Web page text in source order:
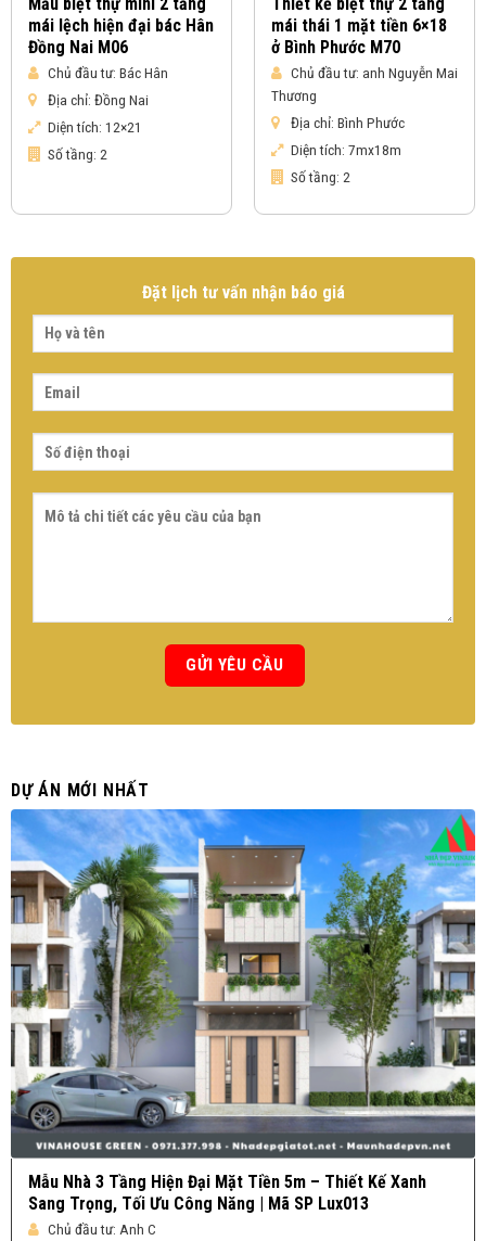
mái lệch hiện đại bác Hân
Đồng Nai M06
Chủ đầu tư: Bác Hân
Địa chỉ: Đồng Nai
Diện tích: 12×21
Số tầng: 2
mái thái 1 mặt tiền 6×18
ở Bình Phước M70
Chủ đầu tư: anh Nguyễn Mai
Thương
Địa chỉ: Bình Phước
Diện tích: 7mx18m
Số tầng: 2
Đặt lịch tư vấn nhận báo giá
DỰ ÁN MỚI NHẤT
Mẫu Nhà 3 Tầng Hiện Đại Mặt Tiền 5m – Thiết Kế Xanh
Sang Trọng, Tối Ưu Công Năng | Mã SP Lux013
Chủ đầu tư: Anh C